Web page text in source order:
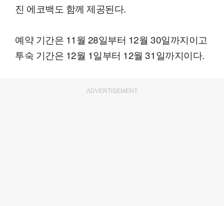
진 에코백도 함께 제공된다.
예약 기간은 11월 28일부터 12월 30일까지이고
투숙 기간은 12월 1일부터 12월 31일까지이다.
ADVERTISEMENT